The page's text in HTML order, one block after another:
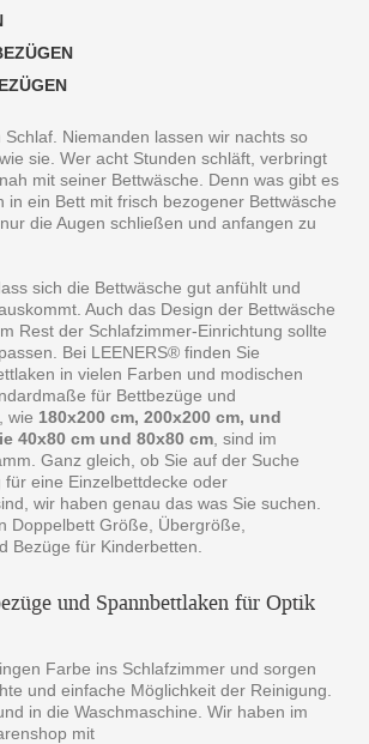
Niemanden lassen wir nachts so
sie. Wer acht Stunden schläft, verbringt
mit seiner Bettwäsche. Denn was gibt es
in ein Bett mit frisch bezogener Bettwäsche
die Augen schließen und anfangen zu
sich die Bettwäsche gut anfühlt und
Auch das Design der Bettwäsche
Rest der Schlafzimmer-Einrichtung sollte
Bei LEENERS® finden Sie
in vielen Farben und modischen
für Bettbezüge und
wie 180x200 cm, 200x200 cm, und
40x80 cm und 80x80 cm , sind im
Ganz gleich, ob Sie auf der Suche
für eine Einzelbettdecke oder
wir haben genau das was Sie suchen.
Doppelbett Größe, Übergröße,
Bezüge für Kinderbetten.
und Spannbettlaken für Optik
Farbe ins Schlafzimmer und sorgen
und einfache Möglichkeit der Reinigung.
in die Waschmaschine. Wir haben im
mit